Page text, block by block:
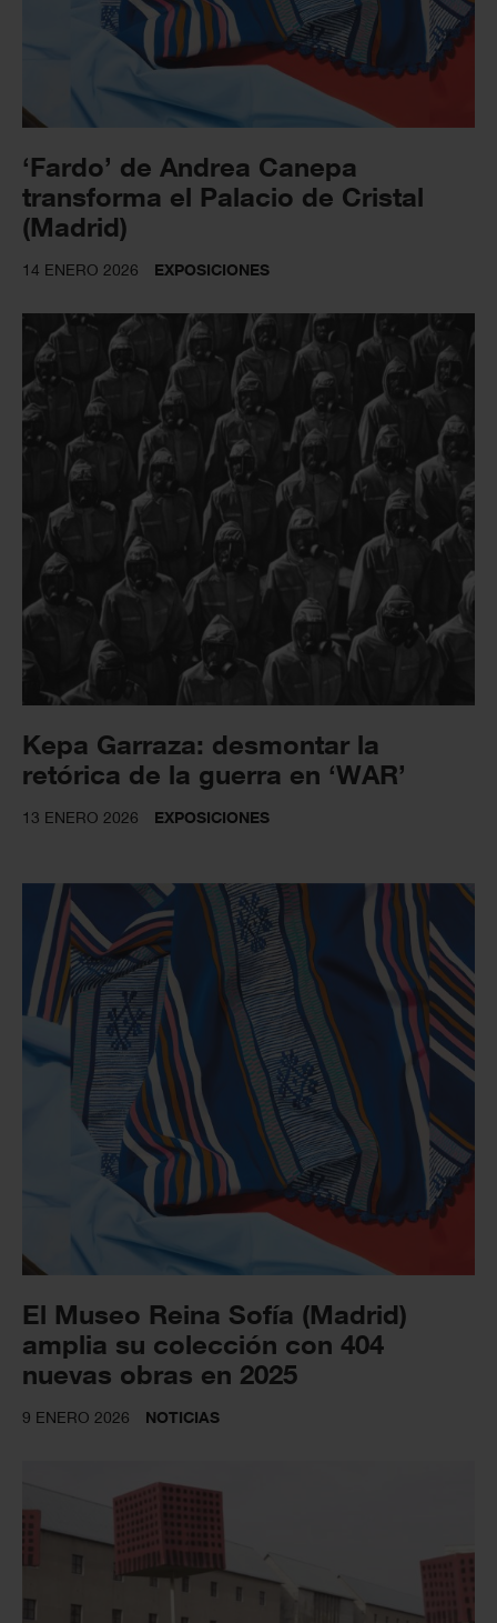
‘Fardo’ de Andrea Canepa
transforma el Palacio de Cristal
(Madrid)
14 ENERO 2026 EXPOSICIONES
Kepa Garraza: desmontar la
retórica de la guerra en ‘WAR’
13 ENERO 2026 EXPOSICIONES
El Museo Reina Sofía (Madrid)
amplia su colección con 404
nuevas obras en 2025
9 ENERO 2026 NOTICIAS